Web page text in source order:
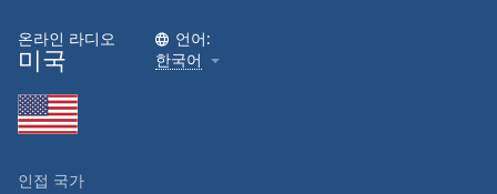
온라인 라디오
미국
언어:
한국어
인접 국가